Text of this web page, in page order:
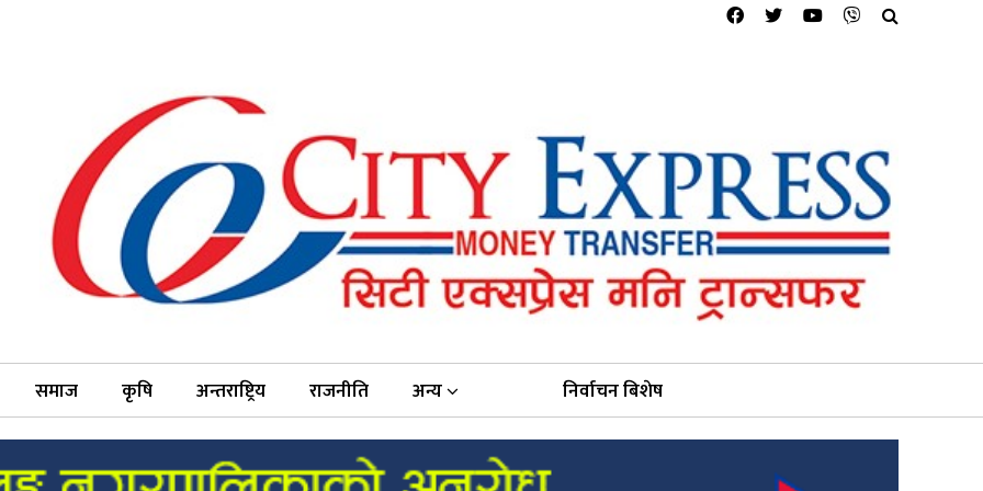
समाज कृषि अन्तराष्ट्रिय राजनीति अन्य निर्वाचन बिशेष